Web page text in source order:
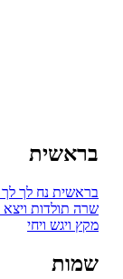
בראשית
בראשית נח לך לך
שרה תולדות ויצא
מקץ ויגש ויחי
שמות